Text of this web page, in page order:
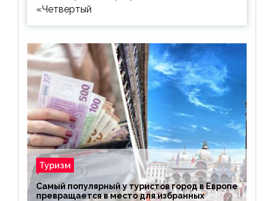
«Четвертый
Туризм
Самый популярный у туристов город в Европе
превращается в место для избранных